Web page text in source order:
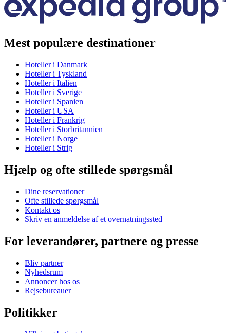
Mest populære destinationer
Hoteller i Danmark
Hoteller i Tyskland
Hoteller i Italien
Hoteller i Sverige
Hoteller i Spanien
Hoteller i USA
Hoteller i Frankrig
Hoteller i Storbritannien
Hoteller i Norge
Hoteller i Strig
Hjælp og ofte stillede spørgsmål
Dine reservationer
Ofte stillede spørgsmål
Kontakt os
Skriv en anmeldelse af et overnatningssted
For leverandører, partnere og presse
Bliv partner
Nyhedsrum
Annoncer hos os
Rejsebureauer
Politikker